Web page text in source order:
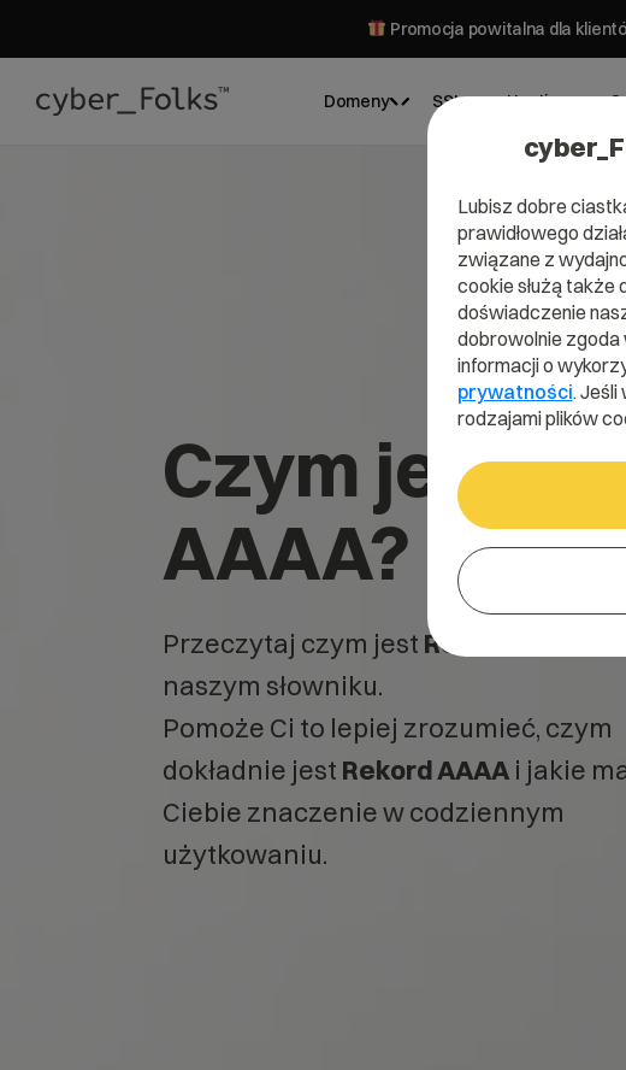
Promocja powitalna dla
Domeny SSL Hosting
Czym jest
AAAA?
Przeczytaj czym jest Rekord AAAA
naszym słowniku.
Pomoże Ci to lepiej zrozumieć, czym
dokładnie jest Rekord AAAA i jakie
Ciebie znaczenie w codziennym
użytkowaniu.
Lubisz dobre
prawidłowego
związane z
cookie służą także
doświadczenie
dobrowolnie zgoda
informacji o
prywatności. Jeśli
rodzajami plików